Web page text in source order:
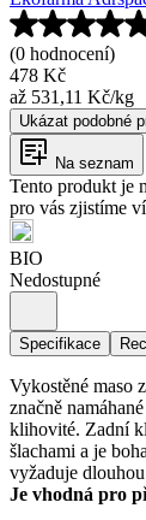
(0 hodnocení)
478 Kč
až 531,11 Kč/kg
Ukázat podobné
Na seznam
Tento produkt je
pro vás zjistíme
BIO
Nedostupné
Specifikace
Vykostěné maso
značně
klihovité. Zadní
šlachami a je
vyžaduje
Je vhodná pro